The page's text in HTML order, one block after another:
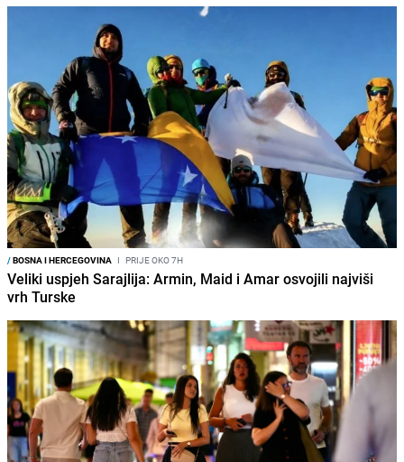
/BOSNA I HERCEGOVINA I PRIJE OKO 7H
Veliki uspjeh Sarajlija: Armin, Maid i Amar osvojili najviši
vrh Turske